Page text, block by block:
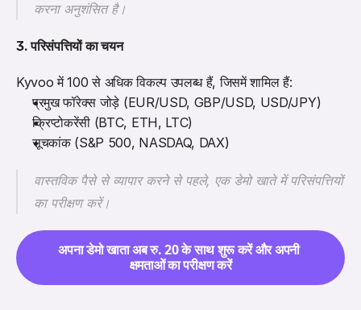
करना अनुशंसित है।
3. परिसंपत्तियों का चयन
Kyvoo में 100 से अधिक विकल्प उपलब्ध हैं, जिसमें शामिल हैं:
प्रमुख फॉरेक्स जोड़े (EUR/USD, GBP/USD, USD/JPY)
क्रिप्टोकरेंसी (BTC, ETH, LTC)
सूचकांक (S&P 500, NASDAQ, DAX)
वास्तविक पैसे से व्यापार करने से पहले, एक डेमो खाते में परिसंपत्तियों
का परीक्षण करें।
अपना डेमो खाता अब रु. 20 के साथ शुरू करें और अपनी
क्षमताओं का परीक्षण करें